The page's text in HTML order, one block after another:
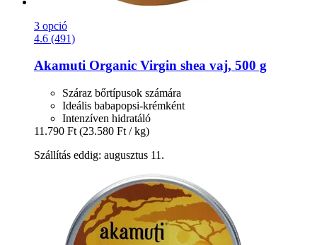
3 opció
4.6 (491)
Akamuti Organic Virgin shea vaj, 500 g
Száraz bőrtípusok számára
Ideális babapopsi-krémként
Intenzíven hidratáló
11.790 Ft (23.580 Ft / kg)
Szállítás eddig: augusztus 11.